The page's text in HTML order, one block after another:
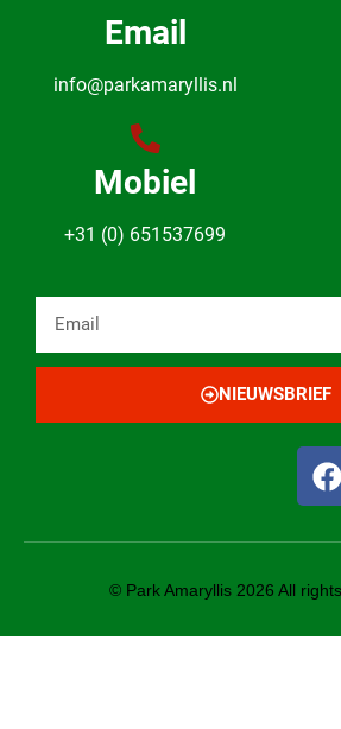
Email
info@parkamaryllis.nl
Mobiel
+31 (0) 651537699
NIEUWSBRIEF
© Park Amaryllis 2026 All